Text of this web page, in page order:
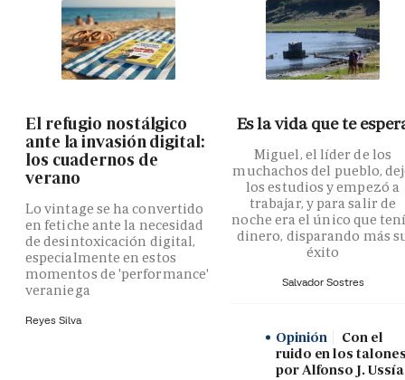
El refugio nostálgico
ante la invasión digital:
los cuadernos de
verano
Lo vintage se ha convertido
en fetiche ante la necesidad
de desintoxicación digital,
especialmente en estos
momentos de 'performance'
veraniega
Reyes Silva
Es la vida que te
Miguel, el líder de los
muchachos del pueblo,
los estudios y empezó a
trabajar, y para salir de
noche era el único que
dinero, disparando más
éxito
Salvador Sostres
Opinión
Con el
ruido en los
por Alfonso J. Ussía